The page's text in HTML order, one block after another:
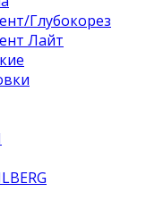
Глубокорез
Лайт